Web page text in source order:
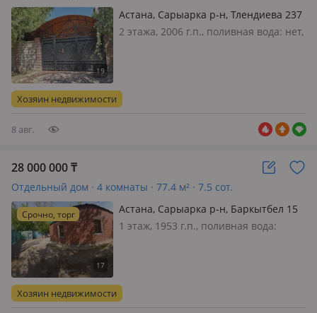
Астана, Сарыарка р-н, Тлендиева 237
— Акан сери
2 этажа, 2006 г.п., поливная вода: нет,
жилой массив в Сарыаркинском
районе, продается ДВА ДОМА В
Хозяин недвижимости
8 авг.
28 000 000₸
Отдельный дом · 4 комнаты · 77.4 м² · 7.5 сот.
Срочно, торг
Астана, Сарыарка р-н, Баркытбел 15
— Пересечение улиц Конституция и
1 этаж, 1953 г.п., поливная вода:
расположен в развитом районе.
Хорошая транспортная развязка…
Хозяин недвижимости